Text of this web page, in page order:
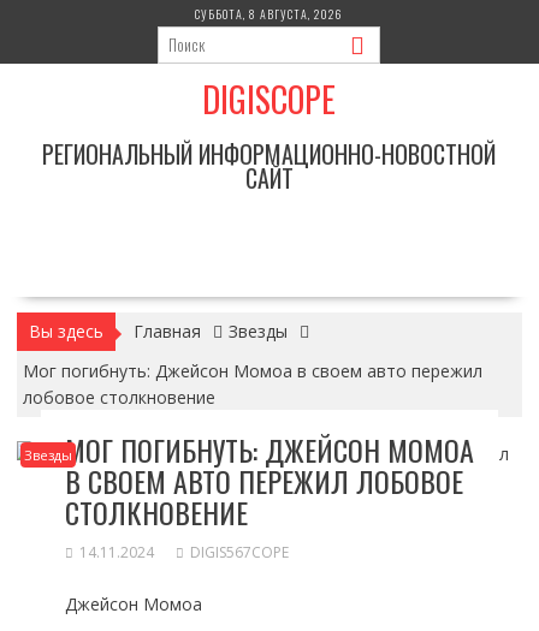
содержимому
СУББОТА, 8 АВГУСТА, 2026
DIGISCOPE
РЕГИОНАЛЬНЫЙ ИНФОРМАЦИОННО-НОВОСТНОЙ
САЙТ
Вы здесь Главная
Звезды
Мог погибнуть: Джейсон Момоа в своем авто пережил
лобовое столкновение
ЗвездыМОГ ПОГИБНУТЬ: ДЖЕЙСОН МОМОА
В СВОЕМ АВТО ПЕРЕЖИЛ ЛОБОВОЕ
СТОЛКНОВЕНИЕ
14.11.2024 DIGIS567COPE
Джейсон Момоа